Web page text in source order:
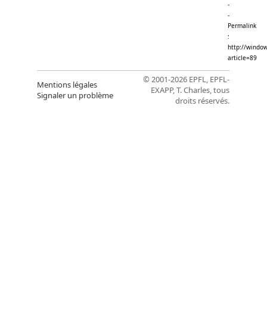
-
-
Permalink
:
http://
article=89
Mentions légales
Signaler un problème
© 2001-2026 EPFL, EPFL-
EXAPP, T. Charles, tous
droits réservés.